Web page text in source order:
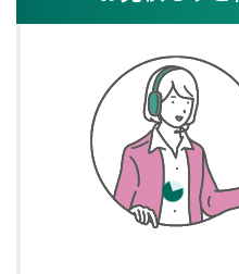
読み込み中